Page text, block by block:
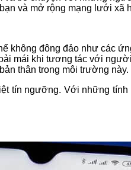
và mở rộng mạng lưới xã
không đông đảo như các
mái khi tương tác với
thân trong môi trường này.
tín ngưỡng. Với những